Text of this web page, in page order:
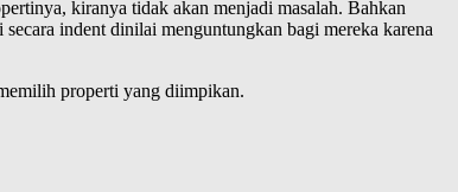
kiranya tidak akan menjadi masalah. Bahkan
indent dinilai menguntungkan bagi mereka karena
properti yang diimpikan.